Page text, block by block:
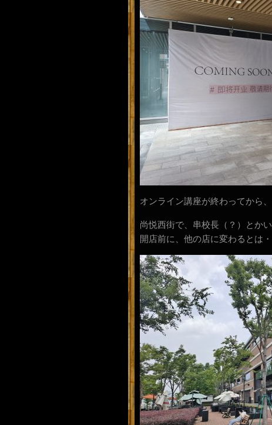
オンライン講座が終わってから
尚悦西街で、串校長（？）とか
開店前に、他の店に変わるとは・